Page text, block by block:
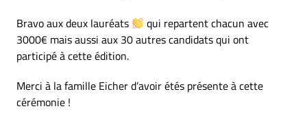
Bravo aux deux lauréats
qui repartent chacun avec
3000€ mais aussi aux 30 autres candidats qui ont
participé à cette édition.
Merci à la famille Eicher d’avoir étés présente à cette
cérémonie !